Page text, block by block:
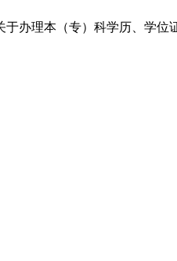
于办理本（专）科学历、学位